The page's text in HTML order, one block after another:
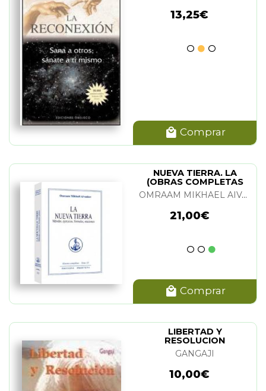
13,25€
Comprar
NUEVA TIERRA. LA
(OBRAS COMPLETAS
TOMO 13)
OMRAAM MIKHAEL AIVANHOV
21,00€
Comprar
LIBERTAD Y
RESOLUCION
GANGAJI
10,00€